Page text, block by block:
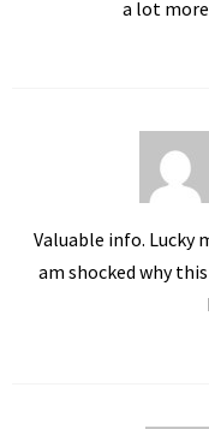
a lot
Valuable info. Lucky
am shocked why